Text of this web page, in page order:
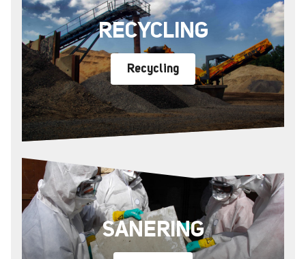
RECYCLING
Recycling
SANERING